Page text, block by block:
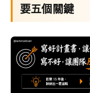
要五個關鍵